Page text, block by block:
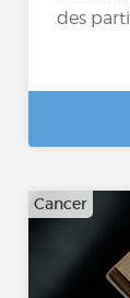
des
Cancer